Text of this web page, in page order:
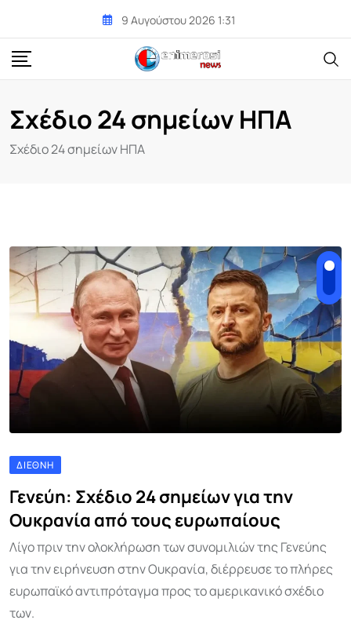
content
9 Αυγούστου 2026 1:31
Σχέδιο 24 σημείων ΗΠΑ
Σχέδιο 24 σημείων ΗΠΑ
ΔΙΕΘΝΉ
Γενεύη: Σχέδιο 24 σημείων για την
Ουκρανία από τους ευρωπαίους
Λίγο πριν την ολοκλήρωση των συνομιλιών της Γενεύης
για την ειρήνευση στην Ουκρανία, διέρρευσε το πλήρες
ευρωπαϊκό αντιπρόταγμα προς το αμερικανικό σχέδιο
των.